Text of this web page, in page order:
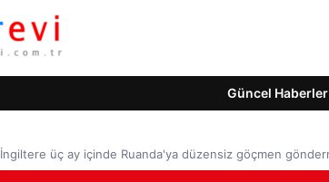
Güncel Haberler
İngiltere üç ay içinde Ruanda'ya düzensiz göçmen